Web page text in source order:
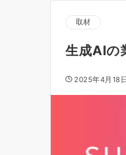
取材
生成AIの
2025年4月18日